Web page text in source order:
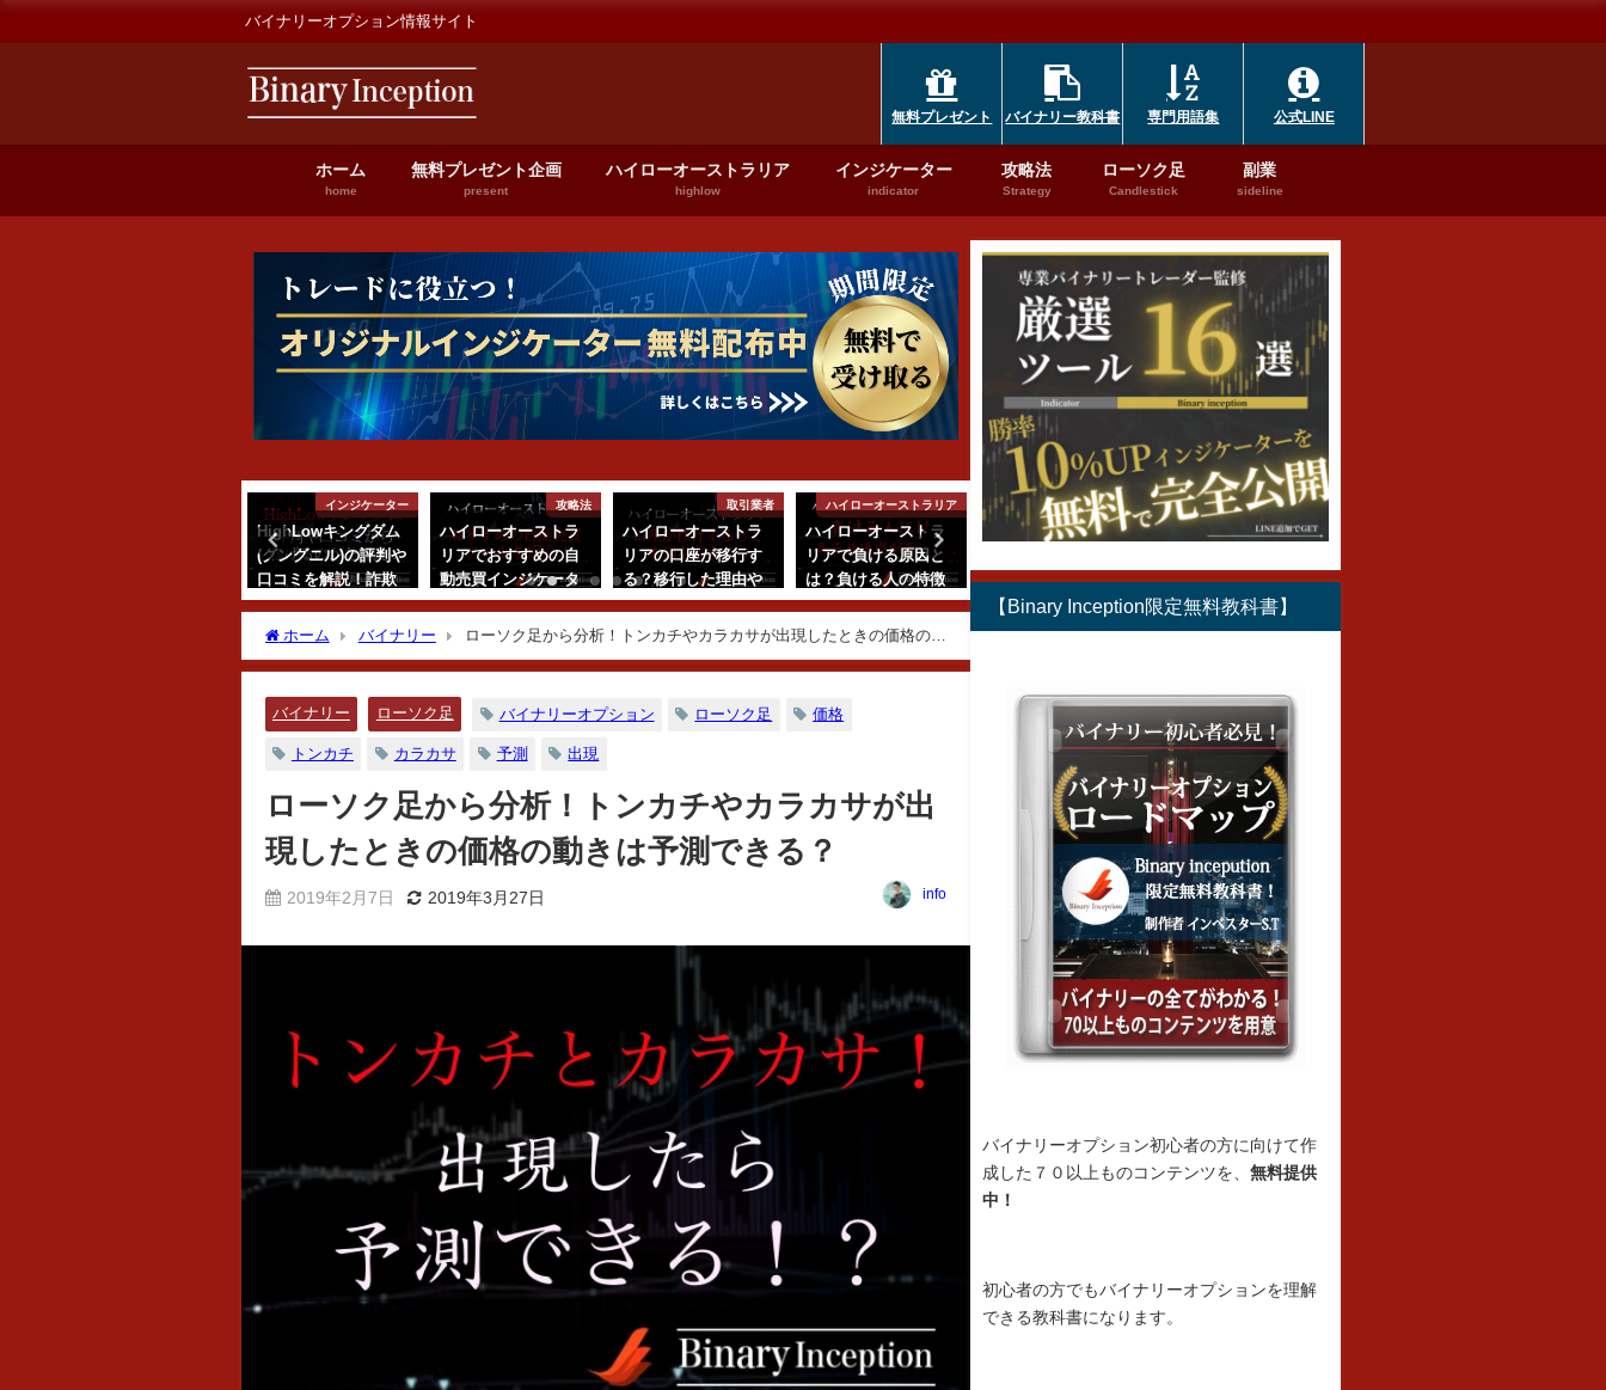
バイナリーオプション情報サイト
無料プレゼント バイナリー教科書 専門用語集 公式LINE
ホーム
home
無料プレゼント企画
present
ハイローオーストラリア
highlow
インジケーター
indicator
攻略法
Strategy
ローソク足
Candlestick
副業
sideline
インジケーター
HighLowキングダム
(グングニル)の評判や
口コミを解説！詐欺
なの？稼げるの？
2019年8月28日
攻略法
ハイローオーストラ
リアでおすすめの自
動売買インジケータ
ーツールを紹介！や
り方や設定方法も解
取引業者
ハイローオーストラ
リアの口座が移行す
る？移行した理由や
手順について解説！
2019年7月29日
ハイローオーストラリア
ハイローオーストラ
リアで負ける原因と
は？負ける人の特徴
と勝つためのポイン
トを解説！
2018年12月27日
ハイローオーストラリア
ハイローオーストラ
ックいつどうやって
受け取れる？キャッ
2018年11月1日
ハイローオーストラリア
ハイローオーストラ
説！処理待ちが続い
て出金できないこと
ホーム バイナリー
ローソク足から分析！トンカチやカラカサが出現したときの価格の動
きは予測できる？
バイナリー ローソク足 バイナリーオプション ローソク足 価格
トンカチ カラカサ 予測 出現
ローソク足から分析！トンカチやカラカサが出
現したときの価格の動きは予測できる？
2019年2月7日 2019年3月27日 info
【Binary Inception限定無料教科書】
バイナリーオプション初心者の方に向けて作
成した７０以上ものコンテンツを、無料提供
中！
初心者の方でもバイナリーオプションを理解
できる教科書になります。